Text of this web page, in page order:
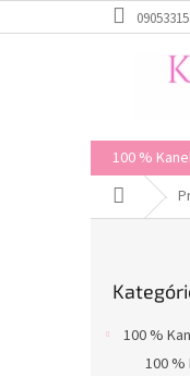
na
100 %
Domov
kategórie
100 %
100 %